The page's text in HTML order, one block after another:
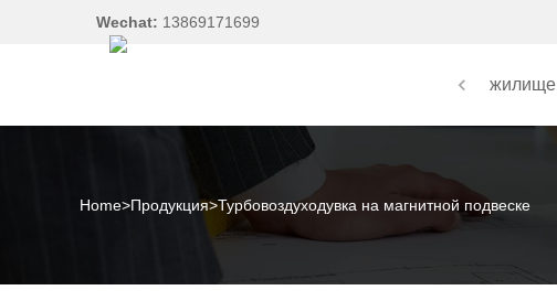
Wechat: 13869171699
жилище
Home>Продукция>Турбовоздуходувка на магнитной подвеске